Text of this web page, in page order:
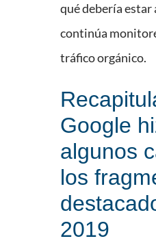
qué debería
continúa
tráfico orgánico.
Google
algunos
los
2019